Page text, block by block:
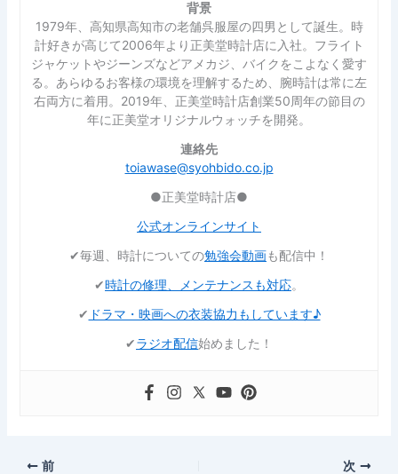
背景
1979年、高知県高知市の老舗呉服屋の四男として誕生。時
計好きが高じて2006年より正美堂時計店に入社。フライト
ジャケットやジーンズなどアメカジ、バイクをこよなく愛す
る。あらゆるお客様の環境を理解するため、腕時計は常に左
右両方に着用。2019年、正美堂時計店創業50周年の節目の
年に正美堂オリジナルウォッチを開発。
連絡先
toiawase@syohbido.co.jp
●正美堂時計店●
公式オンラインサイト
✔︎毎週、時計についての勉強会動画も配信中！
✔︎時計の修理、メンテナンスも対応。
✔︎ ドラマ・映画への衣装協力もしています♪
✔︎ラジオ配信始めました！
前 次